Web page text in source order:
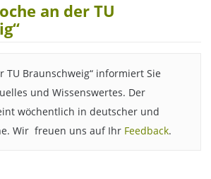
an der TU
TU Braunschweig“ informiert Sie
und Wissenswertes. Der
wöchentlich in deutscher und
Wir freuen uns auf Ihr Feedback.